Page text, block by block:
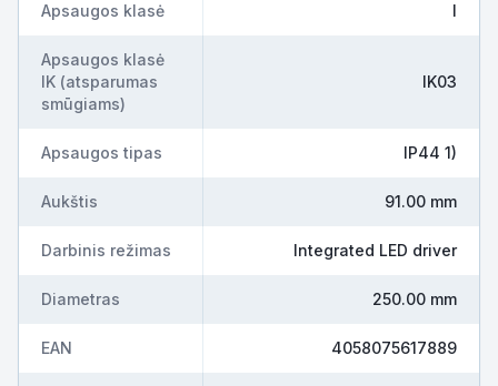
Apsaugos klasė I
Apsaugos klasė
IK (atsparumas
smūgiams)
IK03
Apsaugos tipas IP44 1)
Aukštis 91.00 mm
Darbinis režimas Integrated LED driver
Diametras 250.00 mm
EAN 4058075617889